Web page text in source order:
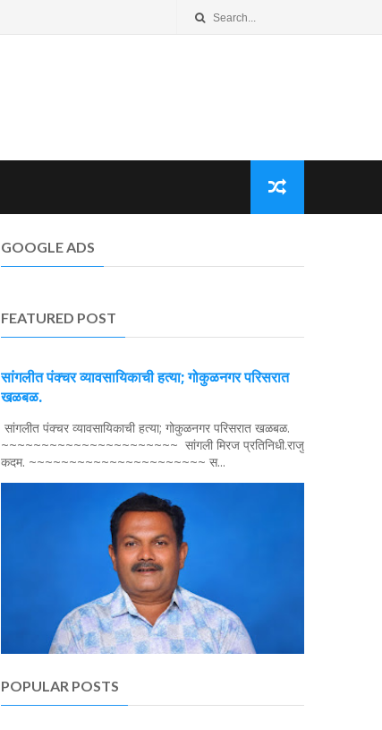
GOOGLE ADS
FEATURED POST
सांगलीत पंक्चर व्यावसायिकाची हत्या; गोकुळनगर परिसरात
खळबळ.
सांगलीत पंक्चर व्यावसायिकाची हत्या; गोकुळनगर परिसरात खळबळ.
~~~~~~~~~~~~~~~~~~~~~~ सांगली मिरज प्रतिनिधी.राजु
कदम. ~~~~~~~~~~~~~~~~~~~~~~ स...
POPULAR POSTS